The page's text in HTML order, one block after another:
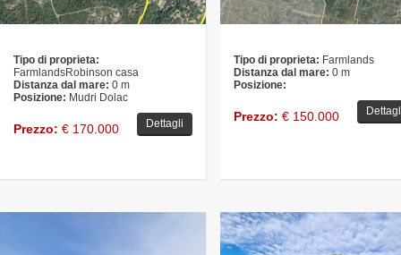
Tipo di proprieta:
FarmlandsRobinson casa
Distanza dal mare: 0 m
Posizione: Mudri Dolac
Prezzo: € 170.000 Dettagli
Tipo di proprieta: Farmlands
Distanza dal mare: 0 m
Posizione:
Prezzo: € 150.000